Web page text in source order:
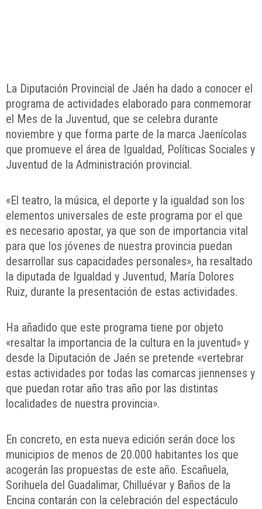
La Diputación Provincial de Jaén ha dado a conocer el
programa de actividades elaborado para conmemorar
el Mes de la Juventud, que se celebra durante
noviembre y que forma parte de la marca Jaenícolas
que promueve el área de Igualdad, Políticas Sociales y
Juventud de la Administración provincial.
«El teatro, la música, el deporte y la igualdad son los
elementos universales de este programa por el que
es necesario apostar, ya que son de importancia vital
para que los jóvenes de nuestra provincia puedan
desarrollar sus capacidades personales», ha resaltado
la diputada de Igualdad y Juventud, María Dolores
Ruiz, durante la presentación de estas actividades.
Ha añadido que este programa tiene por objeto
«resaltar la importancia de la cultura en la juventud» y
desde la Diputación de Jaén se pretende «vertebrar
estas actividades por todas las comarcas jiennenses y
que puedan rotar año tras año por las distintas
localidades de nuestra provincia».
En concreto, en esta nueva edición serán doce los
municipios de menos de 20.000 habitantes los que
acogerán las propuestas de este año. Escañuela,
Sorihuela del Guadalimar, Chilluévar y Baños de la
Encina contarán con la celebración del espectáculo